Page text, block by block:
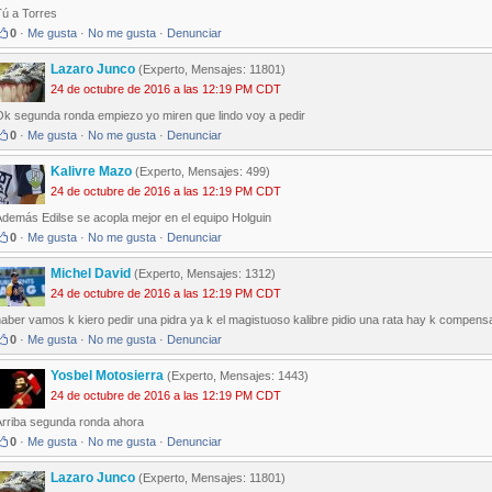
a Torres
0 · Me gusta · No me gusta · Denunciar
Lazaro Junco (Experto, Mensajes: 11801)
24 de octubre de 2016 a las 12:19 PM CDT
segunda ronda empiezo yo miren que lindo voy a pedir
0 · Me gusta · No me gusta · Denunciar
Kalivre Mazo (Experto, Mensajes: 499)
24 de octubre de 2016 a las 12:19 PM CDT
Edilse se acopla mejor en el equipo Holguin
0 · Me gusta · No me gusta · Denunciar
Michel David (Experto, Mensajes: 1312)
24 de octubre de 2016 a las 12:19 PM CDT
vamos k kiero pedir una pidra ya k el magistuoso kalibre pidio una rata hay k
0 · Me gusta · No me gusta · Denunciar
Yosbel Motosierra (Experto, Mensajes: 1443)
24 de octubre de 2016 a las 12:19 PM CDT
segunda ronda ahora
0 · Me gusta · No me gusta · Denunciar
Lazaro Junco (Experto, Mensajes: 11801)